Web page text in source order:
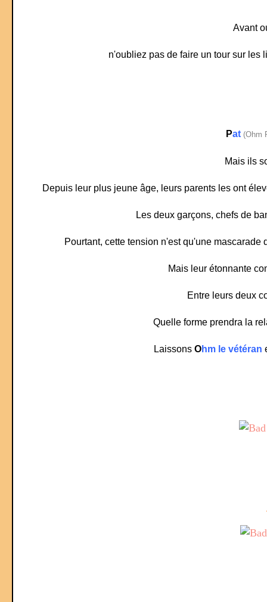
Avant
n'oubliez pas de faire un tour sur
Pat (Ohm
Mais ils
Depuis leur plus jeune âge, leurs parents les ont
Les deux garçons, chefs de
Pourtant, cette tension n'est qu'une
Mais leur étonnante
Entre leurs deux
Quelle forme prendra la
Laissons Ohm le vétéran